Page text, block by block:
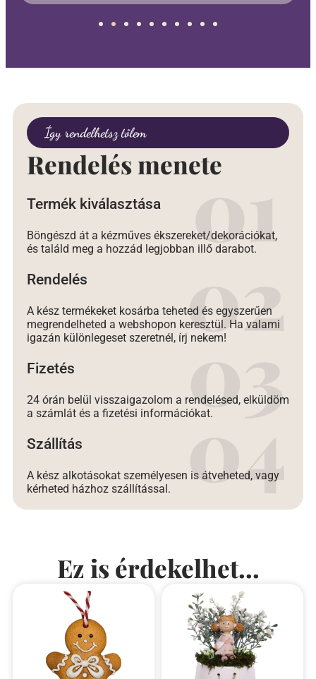
Így rendelhetsz tőlem
Rendelés menete
Termék kiválasztása
Böngészd át a kézműves ékszereket/dekorációkat,
és találd meg a hozzád legjobban illő darabot.
Rendelés
A kész termékeket kosárba teheted és egyszerűen
megrendelheted a webshopon keresztül. Ha valami
igazán különlegeset szeretnél, írj nekem!
Fizetés
24 órán belül visszaigazolom a rendelésed, elküldöm
a számlát és a fizetési információkat.
Szállítás
A kész alkotásokat személyesen is átveheted, vagy
kérheted házhoz szállítással.
Ez is érdekelhet...